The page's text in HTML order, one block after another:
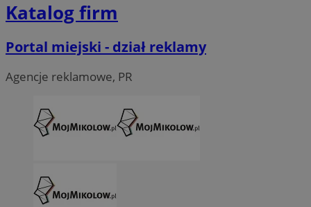
Katalog firm
Portal miejski - dział reklamy
Agencje reklamowe, PR